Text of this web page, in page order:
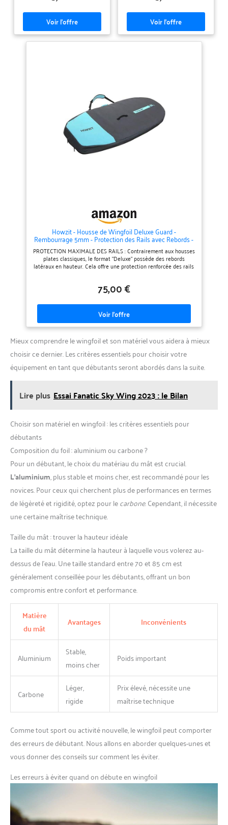
【FABRIQUÉ EN ACIER
INOXYDABLE MARIN 316 DE
HAUTE QUALITÉ】 Fabriqué en
acier inoxydable marin 316 de
haute qualité et résistance pour
une durabilité exceptionnelle
plupart des planches de wingfoil,
surf foil ou windfoil disponibles
sur le marché. ✅ 【COMPREND
UNE VARIETÉ DE VIS DE
DIFFÉRENTES TAILLES】
Comprend une variété de vis de
différentes tailles et formes pour
assurer la compatibilité avec
votre système.
Howzit - Housse de Wingfoil Deluxe Guard -
Rembourrage 5mm - Protection des Rails avec Rebords -
Ouverture pour Foil Intégrée - Polyester 600D Ultra-
Résistant - Noir/Gris (5'0)
PROTECTION MAXIMALE DES RAILS : Contrairement aux housses
plates classiques, le format "Deluxe" possède des rebords
latéraux en hauteur. Cela offre une protection renforcée des rails
de votre planche contre les chocs et facilite le choix de la taille.
Grâce à l'ouverture centrale à scratch, vous pouvez glisser votre
planche dans la housse sans avoir à démonter votre foil. Pratique,
rapide et efficace. ROBUSTESSE 600D & DURABILITÉ : Fabriquée
en polyester 600D haute densité, cette housse résiste aux
déchirements, aux UV et à l'eau. Les zips larges et les coutures
doublées garantissent une longévité exceptionnelle pour tous
haute densité de 5 mm protège intégralement votre planche
contre les impacts durant le transport en voiture ou le stockage.
L'intérieur en "Silver Lining" assure une isolation thermique
optimale. TRANSPORT FACILE & RANGEMENT : Équipée de 3
poignées (centrale, latérale et bandoulière épaule) pour un
75,00 €
Mieux comprendre le wingfoil et son matériel vous aidera à mieux
choisir ce dernier. Les critères essentiels pour choisir votre
équipement en tant que débutants seront abordés dans la suite.
Lire plus Essai Fanatic Sky Wing 2023 : le Bilan
Choisir son matériel en wingfoil : les critères essentiels pour
débutants
Composition du foil : aluminium ou carbone ?
Pour un débutant, le choix du matériau du mât est crucial.
L’aluminium, plus stable et moins cher, est recommandé pour les
novices. Pour ceux qui cherchent plus de performances en termes
de légèreté et rigidité, optez pour lecarbone. Cependant, il nécessite
une certaine maîtrise technique.
Taille du mât : trouver la hauteur idéale
La taille du mât détermine la hauteur à laquelle vous volerez au-
dessus de l’eau. Une taille standard entre 70 et 85 cm est
généralement conseillée pour les débutants, offrant un bon
compromis entre confort et performance.
Matière
du mât
Avantages Inconvénients
Aluminium
Stable,
moins cher
Poids important
Carbone
Léger,
rigide
Prix élevé, nécessite une
maîtrise technique
Comme tout sport ou activité nouvelle, le wingfoil peut comporter
des erreurs de débutant. Nous allons en aborder quelques-unes et
vous donner des conseils sur comment les éviter.
Les erreurs à éviter quand on débute en wingfoil